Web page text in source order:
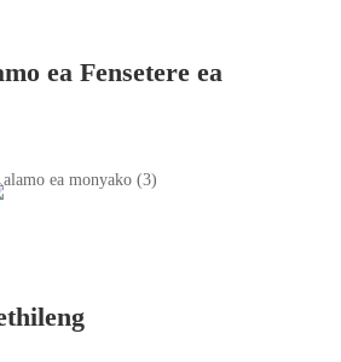
ea Fensetere ea